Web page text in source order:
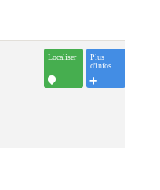
Plus
d'infos
Localiser